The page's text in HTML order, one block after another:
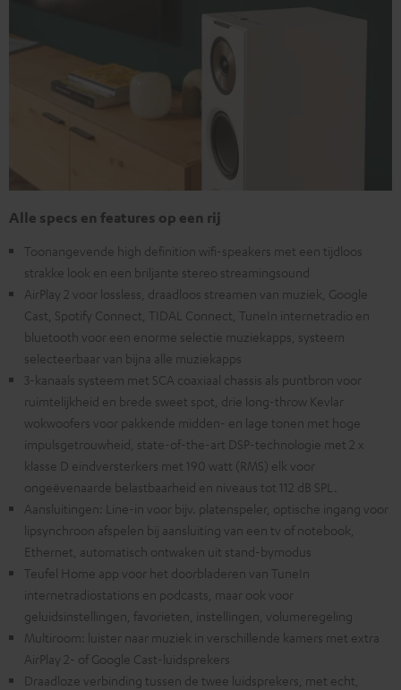
Alle specs en features op een rij
Toonangevende high definition wifi-speakers met een tijdloos
strakke look en een briljante stereo streamingsound
AirPlay 2 voor lossless, draadloos streamen van muziek, Google
Cast, Spotify Connect, TIDAL Connect, TuneIn internetradio en
bluetooth voor een enorme selectie muziekapps, systeem
selecteerbaar van bijna alle muziekapps
3-kanaals systeem met SCA coaxiaal chassis als puntbron voor
ruimtelijkheid en brede sweet spot, drie long-throw Kevlar
wokwoofers voor pakkende midden- en lage tonen met hoge
impulsgetrouwheid, state-of-the-art DSP-technologie met 2 x
klasse D eindversterkers met 190 watt (RMS) elk voor
ongeëvenaarde belastbaarheid en niveaus tot 112 dB SPL.
Aansluitingen: Line-in voor bijv. platenspeler, optische ingang voor
lipsynchroon afspelen bij aansluiting van een tv of notebook,
Ethernet, automatisch ontwaken uit stand-bymodus
Teufel Home app voor het doorbladeren van TuneIn
internetradiostations en podcasts, maar ook voor
geluidsinstellingen, favorieten, instellingen, volumeregeling
Multiroom: luister naar muziek in verschillende kamers met extra
AirPlay 2- of Google Cast-luidsprekers
Draadloze verbinding tussen de twee luidsprekers, met echt,